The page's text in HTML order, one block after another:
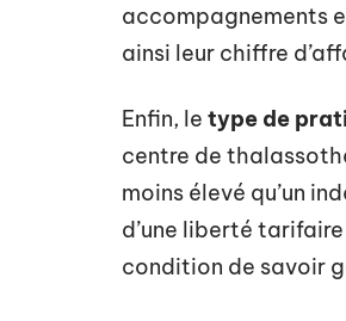
accompagnements
ainsi leur chiffre
Enfin, le type de
centre de
moins élevé qu’un
d’une liberté
condition de savoir